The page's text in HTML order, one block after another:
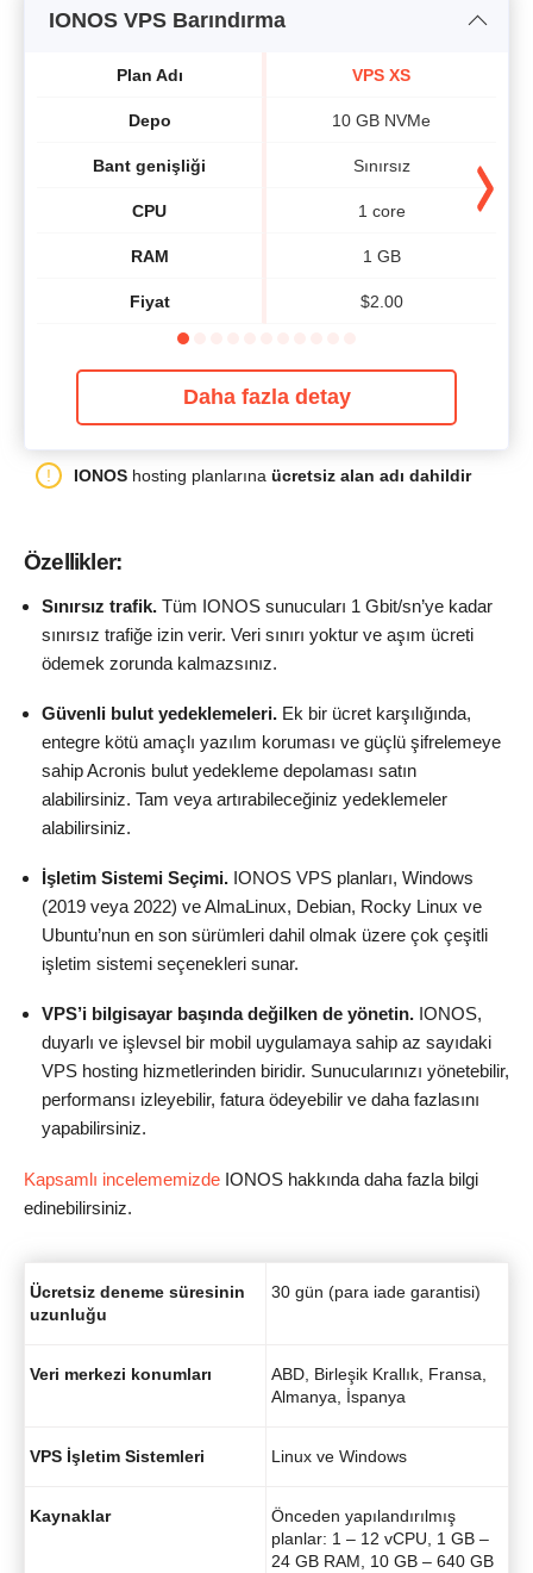
IONOS VPS Barındırma
Plan Adı
Depo
Bant genişliği
CPU
RAM
Fiyat
VPS XS
10 GB NVMe
Sınırsız
1 core
1 GB
$2.00
Daha fazla detay
IONOS hosting planlarına ücretsiz alan adı dahildir
Özellikler:
Sınırsız trafik. Tüm IONOS sunucuları 1 Gbit/sn’ye kadar
sınırsız trafiğe izin verir. Veri sınırı yoktur ve aşım ücreti
ödemek zorunda kalmazsınız.
Güvenli bulut yedeklemeleri. Ek bir ücret karşılığında,
entegre kötü amaçlı yazılım koruması ve güçlü şifrelemeye
sahip Acronis bulut yedekleme depolaması satın
alabilirsiniz. Tam veya artırabileceğiniz yedeklemeler
alabilirsiniz.
İşletim Sistemi Seçimi. IONOS VPS planları, Windows
(2019 veya 2022) ve AlmaLinux, Debian, Rocky Linux ve
Ubuntu’nun en son sürümleri dahil olmak üzere çok çeşitli
işletim sistemi seçenekleri sunar.
VPS’i bilgisayar başında değilken de yönetin. IONOS,
duyarlı ve işlevsel bir mobil uygulamaya sahip az sayıdaki
VPS hosting hizmetlerinden biridir. Sunucularınızı yönetebilir,
performansı izleyebilir, fatura ödeyebilir ve daha fazlasını
yapabilirsiniz.
Kapsamlı incelememizde IONOS hakkında daha fazla bilgi
edinebilirsiniz.
Ücretsiz deneme süresinin
uzunluğu
30 gün (para iade garantisi)
Veri merkezi konumları
ABD, Birleşik Krallık, Fransa,
Almanya, İspanya
VPS İşletim Sistemleri Linux ve Windows
Kaynaklar
Önceden yapılandırılmış
planlar: 1 – 12 vCPU, 1 GB –
24 GB RAM, 10 GB – 640 GB